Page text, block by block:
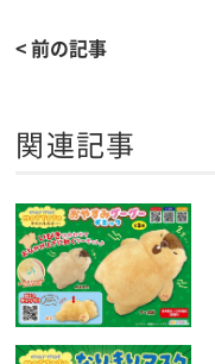
< 前の記事
関連記事